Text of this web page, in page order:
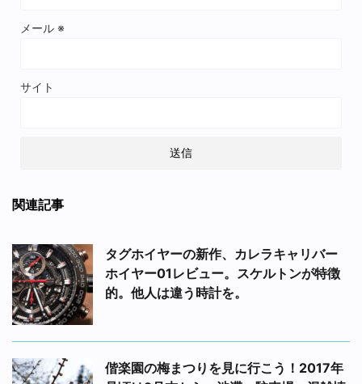
メール ※
サイト
関連記事
タグホイヤーの新作、カレラキャリバー
ホイヤー01レビュー。スケルトンが特徴
的。他人は違う時計を。
偕楽園の梅まつりを見に行こう！2017年